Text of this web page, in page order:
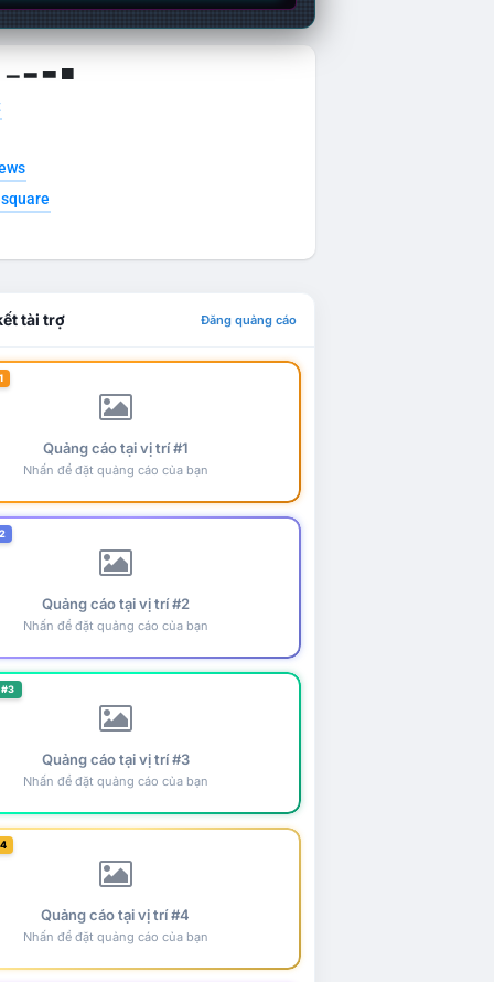
▁ ▂ ▃ ▄
tài trợ Đăng quảng cáo
Quảng cáo tại vị trí #1
Nhấn để đặt quảng cáo của bạn
Quảng cáo tại vị trí #2
Nhấn để đặt quảng cáo của bạn
Quảng cáo tại vị trí #3
Nhấn để đặt quảng cáo của bạn
Quảng cáo tại vị trí #4
Nhấn để đặt quảng cáo của bạn